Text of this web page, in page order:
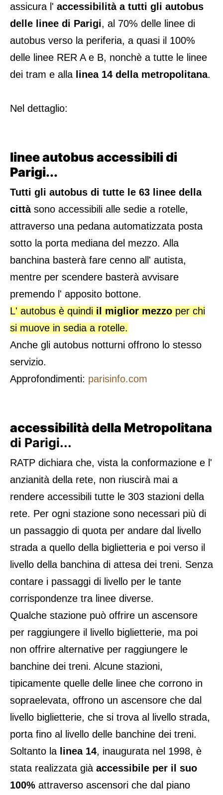
assicura l' accessibilità a tutti gli autobus
delle linee di Parigi, al 70% delle linee di
autobus verso la periferia, a quasi il 100%
delle linee RER A e B, nonchè a tutte le linee
dei tram e alla linea 14 della metropolitana.
Nel dettaglio:
linee autobus accessibili di
Parigi...
Tutti gli autobus di tutte le 63 linee della
cittàsono accessibili alle sedie a rotelle,
attraverso una pedana automatizzata posta
sotto la porta mediana del mezzo. Alla
banchina basterà fare cenno all' autista,
mentre per scendere basterà avvisare
premendo l' apposito bottone.
L' autobus è quindi il miglior mezzo per chi
si muove in sedia a rotelle.
Anche gli autobus notturni offrono lo stesso
servizio.
Approfondimenti: parisinfo.com
accessibilità della Metropolitana
di Parigi...
RATP dichiara che, vista la conformazione e l'
anzianità della rete, non riuscirà mai a
rendere accessibili tutte le 303 stazioni della
rete. Per ogni stazione sono necessari più di
un passaggio di quota per andare dal livello
strada a quello della biglietteria e poi verso il
livello della banchina di attesa dei treni. Senza
contare i passaggi di livello per le tante
corrispondenze tra linee diverse.
Qualche stazione può offrire un ascensore
per raggiungere il livello biglietterie, ma poi
non offrire alternative per raggiungere le
banchine dei treni. Alcune stazioni,
tipicamente quelle delle linee che corrono in
sopraelevata, offrono un ascensore che dal
livello biglietterie, che si trova al livello strada,
porta fino al livello delle banchine dei treni.
Soltanto la linea 14, inaugurata nel 1998, è
stata realizzata già accessibile per il suo
100% attraverso ascensori che dal piano